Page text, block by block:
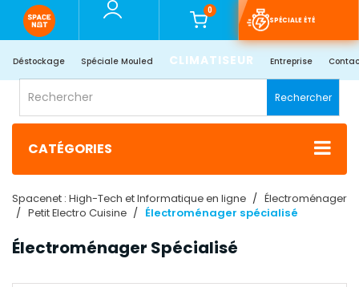
0
SPÉCIALE ÉTÉ
Déstockage Spéciale Mouled CLIMATISEUR Entreprise
Rechercher
CATÉGORIES
Spacenet : High-Tech et Informatique en ligne
Électroménager
Petit Electro Cuisine
Électroménager spécialisé
Électroménager Spécialisé